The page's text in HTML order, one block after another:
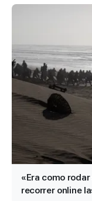
«Era como
recorrer online